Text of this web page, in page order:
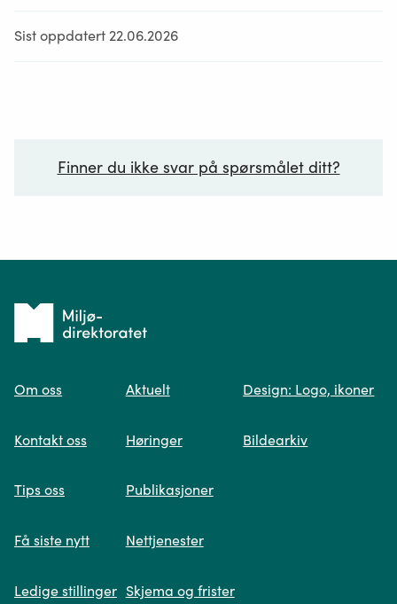
Sist oppdatert 22.06.2026
Finner du ikke svar på spørsmålet ditt?
Spør oss
søk og viser deg vår mest relevante
Tilbake
forsiden
Om oss
Kontakt oss
Tips oss
Få siste nytt
Ledige stillinger
Aktuelt
Høringer
Publikasjoner
Nettjenester
Skjema og frister
Design: Logo, ikoner
Bildearkiv